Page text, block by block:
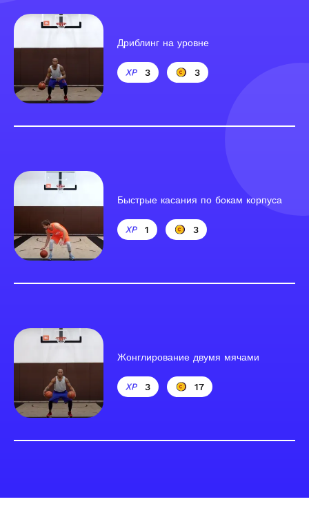
Дриблинг на уровне
3 3
Быстрые касания по бокам корпуса
1 3
Жонглирование двумя мячами
3 17